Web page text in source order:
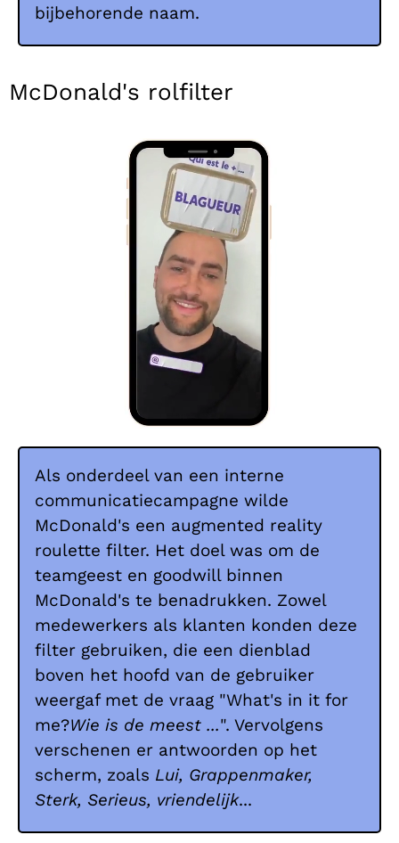
bijbehorende naam.
McDonald's rolfilter
Als onderdeel van een interne
communicatiecampagne wilde
McDonald's een augmented reality
roulette filter. Het doel was om de
teamgeest en goodwill binnen
McDonald's te benadrukken. Zowel
medewerkers als klanten konden deze
filter gebruiken, die een dienblad
boven het hoofd van de gebruiker
weergaf met de vraag "What's in it for
me?Wie is de meest ...". Vervolgens
verschenen er antwoorden op het
scherm, zoals Lui, Grappenmaker,
Sterk, Serieus, vriendelijk...